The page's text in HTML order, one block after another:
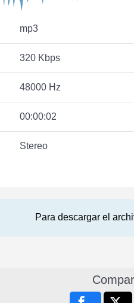
mp3
320 Kbps
48000 Hz
00:00:02
Stereo
Para descargar el